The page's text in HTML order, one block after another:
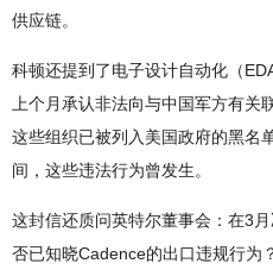
供应链。
科顿还提到了电子设计自动化（
上个月承认非法向与中国军方有
这些组织已被列入美国政府的黑名
间，这些违法行为曾发生。
这封信还质问英特尔董事会：在3
否已知晓Cadence的出口违规行为